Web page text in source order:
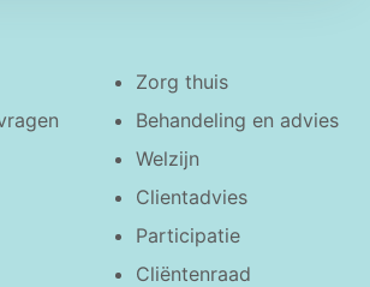
Zorg thuis
Behandeling en advies
Welzijn
Clientadvies
Participatie
Cliëntenraad